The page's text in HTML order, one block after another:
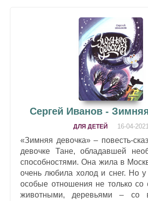
Сергей Иванов -
ДЛЯ ДЕТЕЙ 16-04-
«Зимняя девочка» – повесть-
девочке Тане, обладавшей
способностями. Она жила в
очень любила холод и снег. Но
особые отношения не только со
животными, деревьями – со